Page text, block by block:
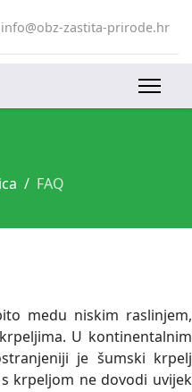
info@obz-zastita-prirode.hr
FAQ
medu niskim raslinjem,
U kontinentalnim
je šumski krpelj
krpeljom ne dovodi uvijek